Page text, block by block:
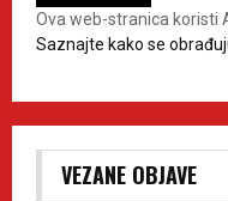
Ova web-stranica koristi
Saznajte kako se
VEZANE OBJAVE